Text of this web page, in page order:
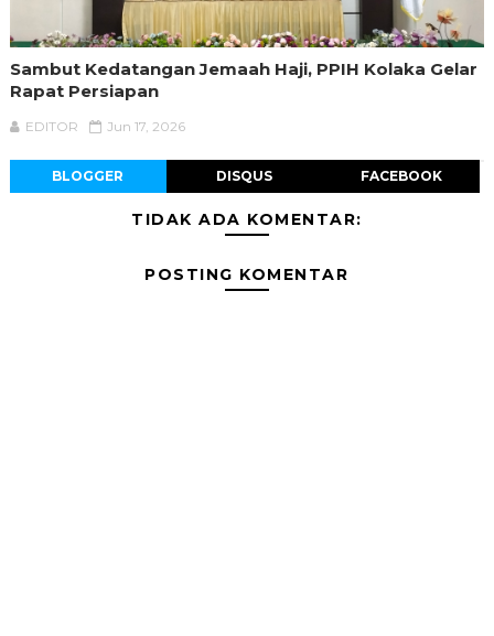
Sambut Kedatangan Jemaah Haji, PPIH Kolaka Gelar
Rapat Persiapan
EDITOR Jun 17, 2026
BLOGGER DISQUS FACEBOOK
TIDAK ADA KOMENTAR:
POSTING KOMENTAR